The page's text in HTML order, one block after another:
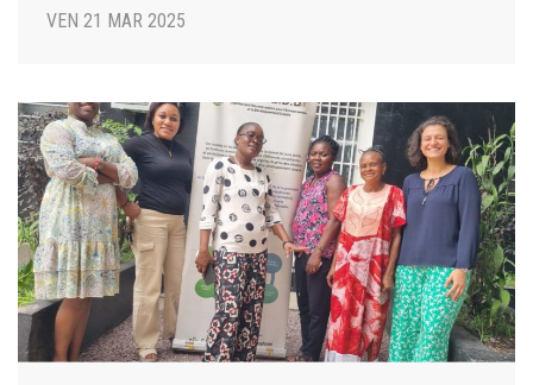
VEN 21 MAR 2025